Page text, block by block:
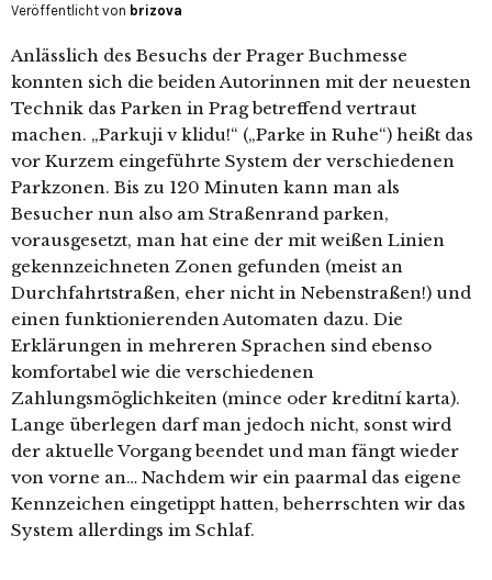
Veröffentlicht von brizova
Anlässlich des Besuchs der Prager Buchmesse
konnten sich die beiden Autorinnen mit der neuesten
Technik das Parken in Prag betreffend vertraut
machen. „Parkuji v klidu!“ („Parke in Ruhe“) heißt das
vor Kurzem eingeführte System der verschiedenen
Parkzonen. Bis zu 120 Minuten kann man als
Besucher nun also am Straßenrand parken,
vorausgesetzt, man hat eine der mit weißen Linien
gekennzeichneten Zonen gefunden (meist an
Durchfahrtstraßen, eher nicht in Nebenstraßen!) und
einen funktionierenden Automaten dazu. Die
Erklärungen in mehreren Sprachen sind ebenso
komfortabel wie die verschiedenen
Zahlungsmöglichkeiten (mince oder kreditní karta).
Lange überlegen darf man jedoch nicht, sonst wird
der aktuelle Vorgang beendet und man fängt wieder
von vorne an… Nachdem wir ein paarmal das eigene
Kennzeichen eingetippt hatten, beherrschten wir das
System allerdings im Schlaf.